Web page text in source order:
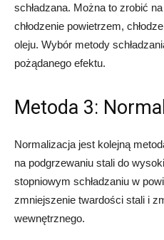
schładzana. Można to zrobić
chłodzenie powietrzem,
oleju. Wybór metody
pożądanego efektu.
Metoda 3:
Normalizacja jest kolejną
na podgrzewaniu stali do
stopniowym schładzaniu w
zmniejszenie twardości stali i
wewnętrznego.